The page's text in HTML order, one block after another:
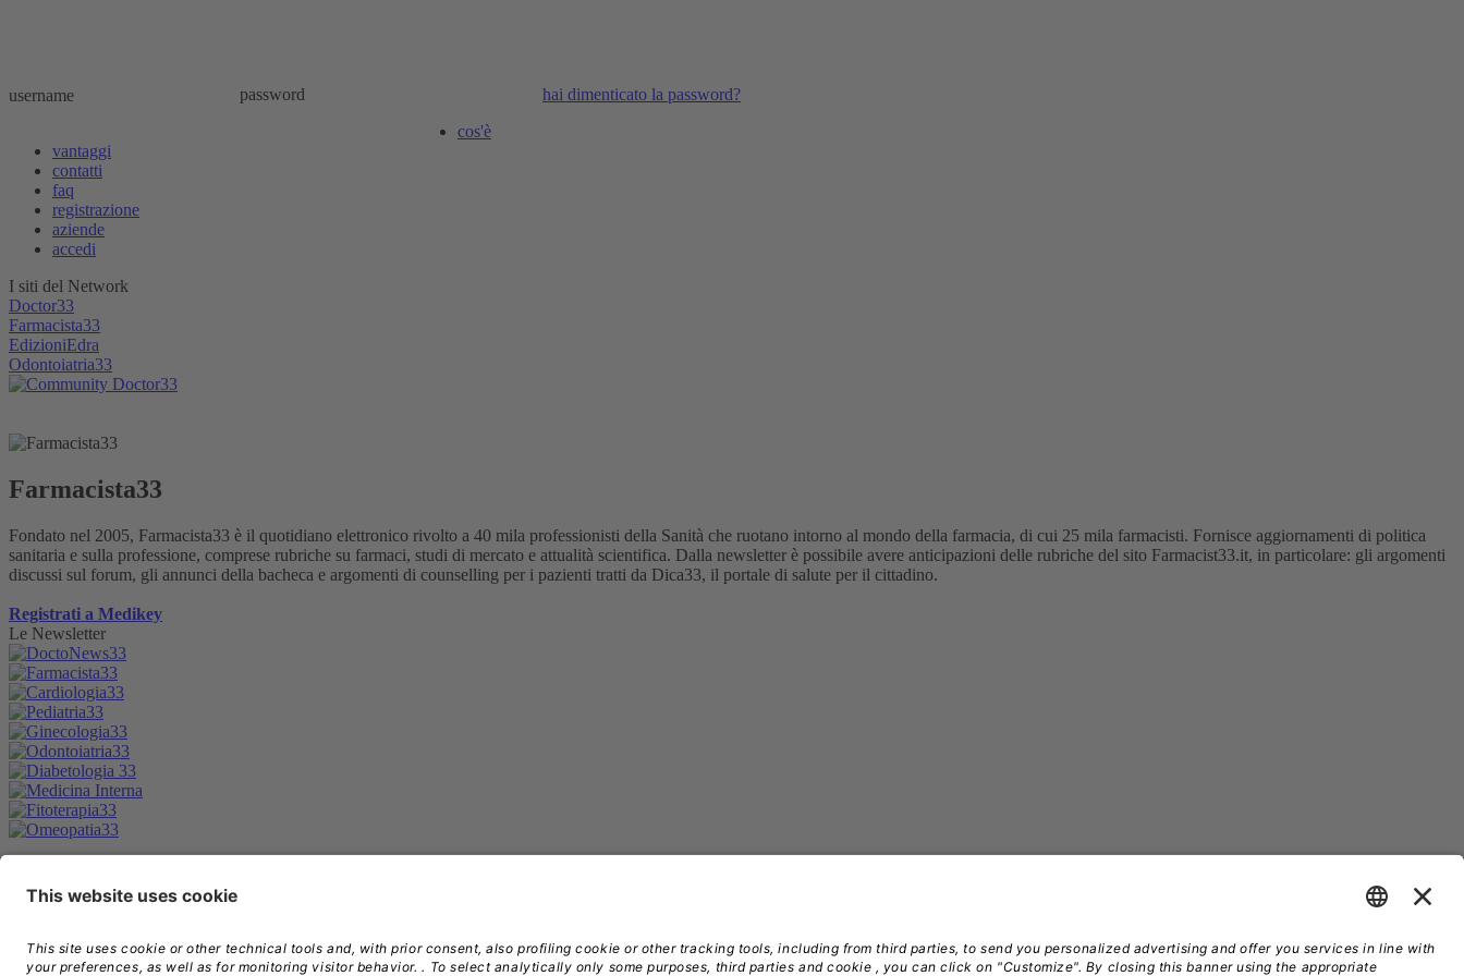
username password
hai dimenticato la password?
cos'è
vantaggi
contatti
faq
registrazione
aziende
accedi
I siti del Network
Doctor33
Farmacista33
EdizioniEdra
Odontoiatria33
Farmacista33
Fondato nel 2005, Farmacista33 è il quotidiano elettronico rivolto a 40 mila professionisti della Sanità che ruotano intorno al mondo della farmacia, di cui 25 mila farmacisti. Fornisce aggiornamenti di politica
sanitaria e sulla professione, comprese rubriche su farmaci, studi di mercato e attualità scientifica. Dalla newsletter è possibile avere anticipazioni delle rubriche del sito Farmacist33.it, in particolare: gli argomenti
discussi sul forum, gli annunci della bacheca e argomenti di counselling per i pazienti tratti da Dica33, il portale di salute per il cittadino.
Registrati a Medikey
Le Newsletter
Responsabile della Protezione dei Dati:dpo@edraspa.it